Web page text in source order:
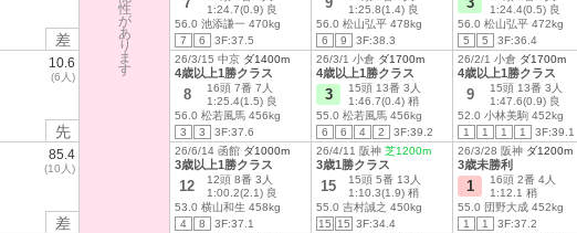
性
が
あ
り
ま
す
差
1:24.7(0.9) 良
56.0 池添謙一 470kg
7
6 3F:37.5
1:25.8(1.4) 良
56.0 松山弘平 478kg
6
9 3F:38.3
1:24.4(0.5) 良
56.0 松山弘平 472kg
5
5 3F:36.4
10.6
(6人)
先
26/3/15 中京 ダ1400m
4歳以上1勝クラス
8
16頭 7番 7人
1:25.4(1.5) 良
56.0 松若風馬 456kg
3
3 3F:37.6
26/3/1 小倉 ダ1700m
4歳以上1勝クラス
3
15頭 13番 3人
1:46.7(0.4) 稍
55.0 松若風馬 456kg
6
6 4 2 3F:39.2
26/2/1 小倉 ダ1700m
4歳以上1勝クラス
9
15頭 13番 3人
1:47.6(0.9) 良
52.0 小林美駒 452kg
1
1 1 1 3F:39.1
85.4
(10人)
差
26/6/14 函館 ダ1000m
3歳以上1勝クラス
12
12頭 8番 3人
1:00.2(2.1) 良
53.0 横山和生 458kg
4
8 3F:37.1
26/4/11 阪神 芝1200m
3歳1勝クラス
15
15頭 5番 13人
1:10.3(1.9) 稍
55.0 吉村誠之 450kg
15
15 3F:34.4
26/3/28 阪神 ダ1200m
3歳未勝利
1
16頭 2番 4人
1:12.1 稍
55.0 団野大成 452kg
1
1 3F:37.2